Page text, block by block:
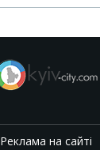
Реклама на сайті